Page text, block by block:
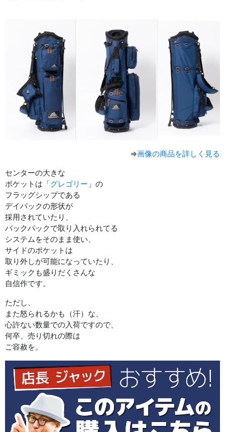
⇒画像の商品を詳しく見る
センターの大きな
ポケットは「グレゴリー 」の
フラッグシップである
デイパックの形状が
採用されていたり、
バックパックで取り入れられてる
システムをそのまま使い、
サイドのポケットは
取り外しが可能になっていたり、
ギミックも盛りだくさんな
自信作です。
ただし、
また怒られるかも（汗）な、
心許ない数量での入荷ですので、
何卒、売り切れの際は
ご容赦を。